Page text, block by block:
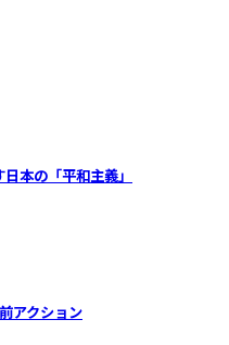
本の「平和主義」
アクション